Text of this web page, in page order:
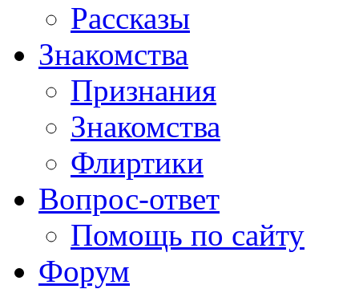
Рассказы
Знакомства
Признания
Знакомства
Флиртики
Вопрос-ответ
Помощь по сайту
Форум